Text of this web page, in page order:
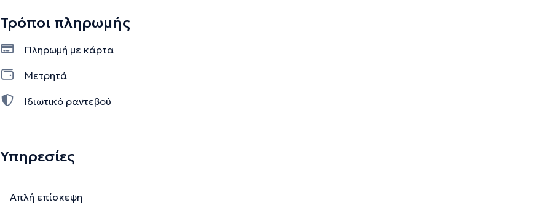
Τρόποι πληρωμής
Πληρωμή με κάρτα
Μετρητά
Ιδιωτικό ραντεβού
Υπηρεσίες
Απλή επίσκεψη